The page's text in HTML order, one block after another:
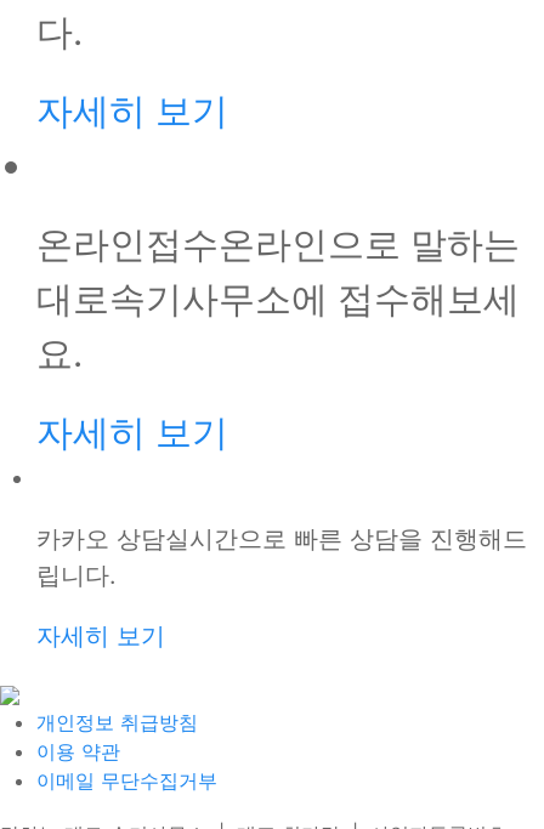
다.
자세히 보기
온라인접수온라인으로 말하는
대로속기사무소에 접수해보세
요.
자세히 보기
카카오 상담실시간으로 빠른 상담을 진행해드
립니다.
자세히 보기
개인정보 취급방침
이용 약관
이메일 무단수집거부